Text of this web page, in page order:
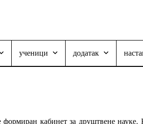
ученици додатак
кабинет за друштвене